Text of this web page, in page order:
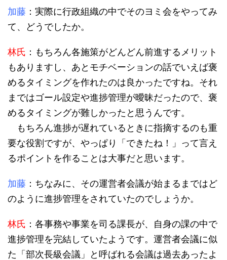
加藤 ：実際に行政組織の中でそのヨミ会をやってみ
て、どうでしたか。
林氏 ：もちろん各施策がどんどん前進するメリット
もありますし、あとモチベーションの話でいえば褒
めるタイミングを作れたのは良かったですね。それ
まではゴール設定や進捗管理が曖昧だったので、褒
めるタイミングが難しかったと思うんです。
もちろん進捗が遅れているときに指摘するのも重
要な役割ですが、やっぱり「できたね！」って言え
るポイントを作ることは大事だと思います。
加藤 ：ちなみに、その運営者会議が始まるまではど
のように進捗管理をされていたのでしょうか。
林氏 ：各事務や事業を司る課長が、自身の課の中で
進捗管理を完結していたようです。運営者会議に似
た「部次長級会議」と呼ばれる会議は過去あったよ